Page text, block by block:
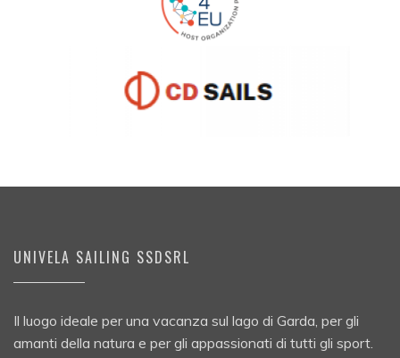
UNIVELA SAILING SSDSRL
Il luogo ideale per una vacanza sul lago di Garda, per gli
amanti della natura e per gli appassionati di tutti gli sport.